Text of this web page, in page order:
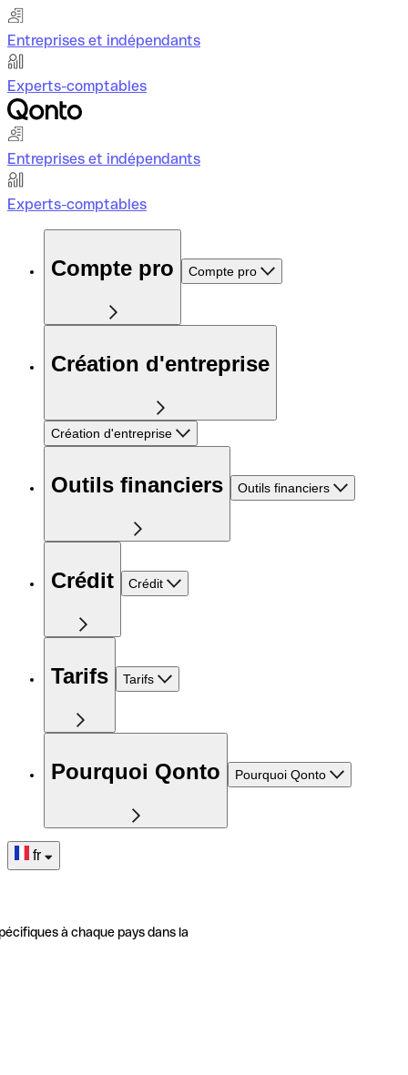
Entreprises et indépendants
Experts-comptables
Entreprises et indépendants
Experts-comptables
Compte pro Compte pro
Création d'entreprise
Création d'entreprise
Outils financiers Outils financiers
Crédit Crédit
Tarifs Tarifs
Pourquoi Qonto Pourquoi Qonto
fr
à chaque pays dans la